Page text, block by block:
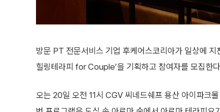
방문 PT 전문서비스 기업 후케어스코리아가 일상에
힐링테라피 for Couple’을 기획하고 참여자를 모집한
오는 20일 오전 11시 CGV 씨네드쉐프 용산 아이파크